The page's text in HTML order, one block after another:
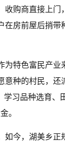
收购商直接上门
在房前屋后捎带
为特色富民产业
种的村民，还
学习品种选育、
。
今，湖美乡正